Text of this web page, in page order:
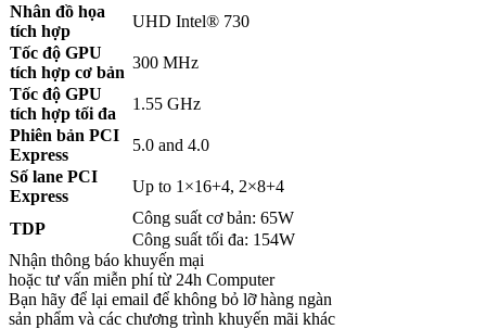
Nhân đồ họa
tích hợp
UHD Intel® 730
Tốc độ GPU
tích hợp cơ bản
300 MHz
Tốc độ GPU
tích hợp tối đa
1.55 GHz
Phiên bản PCI
Express
5.0 and 4.0
Số lane PCI
Express
Up to 1×16+4, 2×8+4
TDP
Công suất cơ bản: 65W
Công suất tối đa: 154W
Nhận thông báo khuyến mại
hoặc tư vấn miễn phí từ 24h Computer
Bạn hãy để lại email để không bỏ lỡ hàng ngàn
sản phẩm và các chương trình khuyến mãi khác